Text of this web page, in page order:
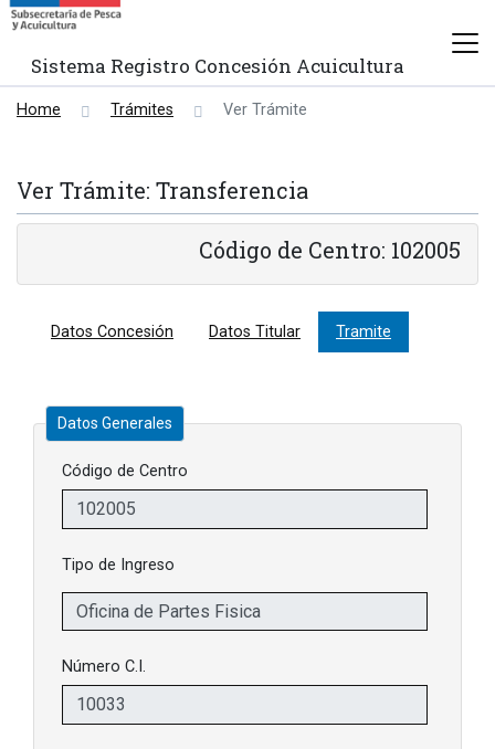
Sistema Registro Concesión Acuicultura
Home Trámites Ver Trámite
Ver Trámite: Transferencia
Código de Centro: 102005
Datos Concesión Datos Titular Tramite
Datos Generales
Código de Centro
Tipo de Ingreso
Número C.I.